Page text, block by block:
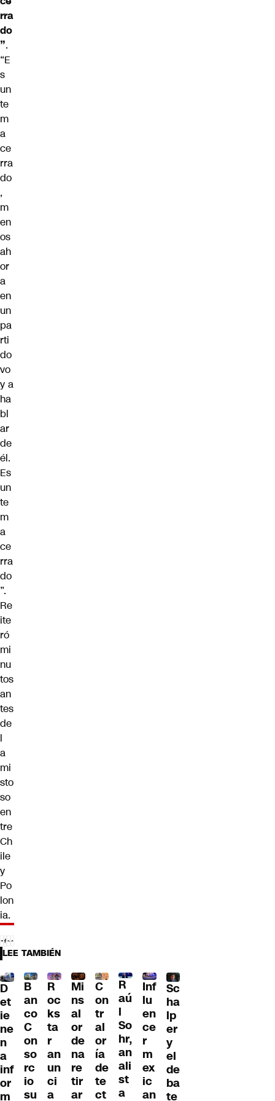
rra
do
”.
“E
s
un
te
m
a
ce
rra
do
,
m
en
os
ah
or
a
en
un
pa
rti
do
vo
y a
ha
bl
ar
de
él.
Es
un
te
m
a
ce
rra
do
”.
Re
ite
ró
mi
nu
tos
an
tes
de
l
a
mi
sto
so
en
tre
Ch
ile
y
Po
lon
ia.
LEE TAMBIÉN
D
et
ie
ne
n
a
inf
or
m
B
an
co
C
on
so
rc
io
su
R
oc
ks
ta
r
an
un
ci
a
Mi
ns
al
or
de
na
re
tir
ar
C
on
tr
al
or
ía
de
te
ct
R
aú
l
So
hr,
an
ali
st
a
Inf
lu
en
ce
r
m
ex
ic
an
Sc
ha
lp
er
y
el
de
ba
te